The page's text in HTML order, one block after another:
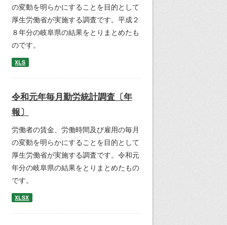
の変動を明らかにすることを目的として
厚生労働省が実施する調査です。平成２
８年分の岐阜県の結果をとりまとめたも
のです。
XLS
令和元年毎月勤労統計調査〔年
報〕
労働者の賃金、労働時間及び雇用の毎月
の変動を明らかにすることを目的として
厚生労働省が実施する調査です。令和元
年分の岐阜県の結果をとりまとめたもの
です。
XLSX